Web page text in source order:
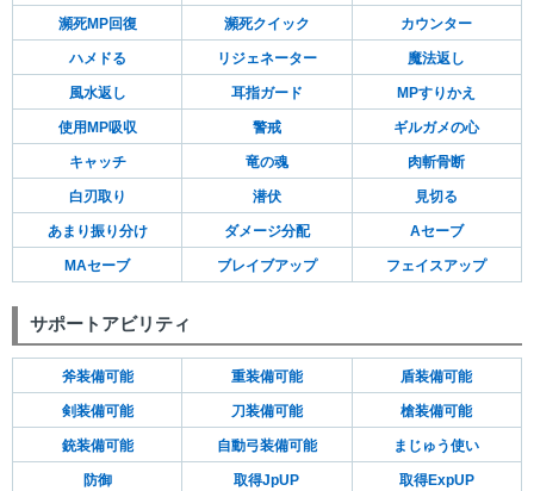
瀕死MP回復 瀕死クイック カウンター
ハメドる リジェネーター 魔法返し
風水返し 耳指ガード MPすりかえ
使用MP吸収 警戒 ギルガメの心
キャッチ 竜の魂 肉斬骨断
白刃取り 潜伏 見切る
あまり振り分け ダメージ分配 Aセーブ
MAセーブ ブレイブアップ フェイスアップ
サポートアビリティ
斧装備可能 重装備可能 盾装備可能
剣装備可能 刀装備可能 槍装備可能
銃装備可能 自動弓装備可能 まじゅう使い
防御 取得JpUP 取得ExpUP